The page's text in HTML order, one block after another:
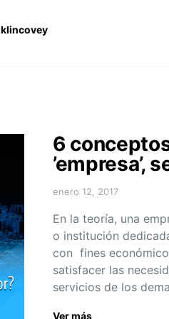
6
’empresa’,
enero 12, 2017
En la teoría, una
o institución
con fines
satisfacer las
servicios de los
Ver más